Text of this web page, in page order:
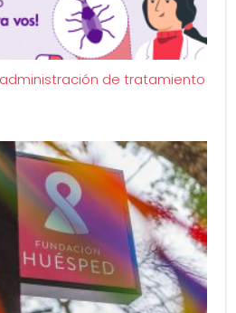
de tratamiento